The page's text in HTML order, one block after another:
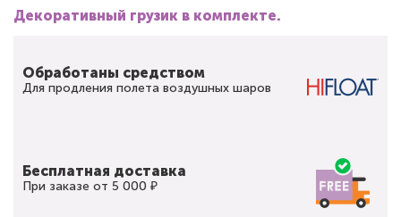
Декоративный грузик в комплекте.
Обработаны средством
Для продления полета воздушных шаров
Бесплатная доставка
При заказе от 5 000 ₽